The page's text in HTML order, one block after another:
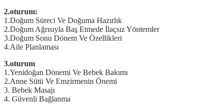
2.oturum:
1.Doğum Süreci Ve Doğuma Hazırlık
2.Doğum Ağrısıyla Baş Etmede İlaçsız Yöntemler
3.Doğum Sonu Dönem Ve Özellikleri
4.Aile Planlaması
3.oturum
1.Yenidoğan Dönemi Ve Bebek Bakımı
2.Anne Sütü Ve Emzirmenin Önemi
3. Bebek Masajı
4. Güvenli Bağlanma